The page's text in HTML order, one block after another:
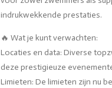
indrukwekkende prestaties.
🔥 Wat je kunt verwachten:
Locaties en data: Diverse
deze prestigieuze
Limieten: De limieten zijn nu